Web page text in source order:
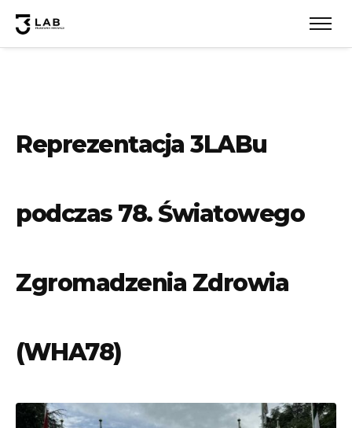
Reprezentacja 3LABu
podczas 78. Światowego
Zgromadzenia Zdrowia
(WHA78)